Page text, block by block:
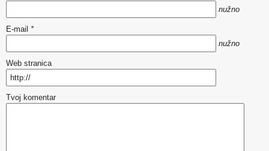
nužno
E-mail *
nužno
Web stranica
Tvoj komentar